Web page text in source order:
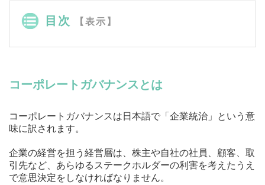
目次 【表示】
コーポレートガバナンスとは
コーポレートガバナンスは日本語で「企業統治」という意
味に訳されます。
企業の経営を担う経営層は、株主や自社の社員、顧客、取
引先など、あらゆるステークホルダーの利害を考えたうえ
で意思決定をしなければなりません。